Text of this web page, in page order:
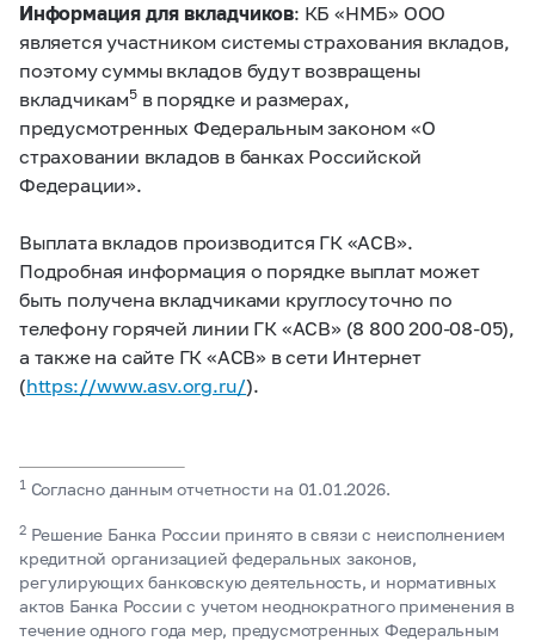
Информация для вкладчиков: КБ «НМБ» ООО
является участником системы страхования вкладов,
поэтому суммы вкладов будут возвращены
вкладчикам5в порядке и размерах,
предусмотренных Федеральным законом «О
страховании вкладов в банках Российской
Федерации».
Выплата вкладов производится ГК «АСВ».
Подробная информация о порядке выплат может
быть получена вкладчиками круглосуточно по
телефону горячей линии ГК «АСВ» (8 800 200-08-05),
а также на сайте ГК «АСВ» в сети Интернет
(https://www.asv.org.ru/).
1Согласно данным отчетности на 01.01.2026.
2Решение Банка России принято в связи с неисполнением
кредитной организацией федеральных законов,
регулирующих банковскую деятельность, и нормативных
актов Банка России с учетом неоднократного применения в
течение одного года мер, предусмотренных Федеральным